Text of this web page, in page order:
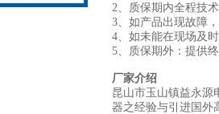
2、质保期内全程技
3、如产品出现故障
4、如未能在现场及
5、质保期外：提供
厂家介绍
昆山市玉山镇益永源
器之经验与引进国外